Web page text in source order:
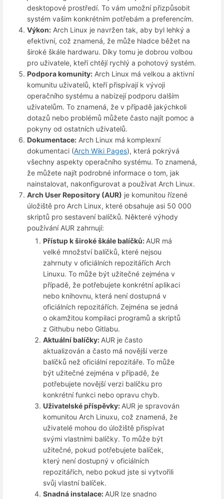
desktopové prostředí. To vám umožní přizpůsobit
systém vašim konkrétním potřebám a preferencím.
Výkon: Arch Linux je navržen tak, aby byl lehký a
efektivní, což znamená, že může hladce běžet na
široké škále hardwaru. Díky tomu je dobrou volbou
pro uživatele, kteří chtějí rychlý a pohotový systém.
Podpora komunity: Arch Linux má velkou a aktivní
komunitu uživatelů, kteří přispívají k vývoji
operačního systému a nabízejí podporu dalším
uživatelům. To znamená, že v případě jakýchkoli
dotazů nebo problémů můžete často najít pomoc a
pokyny od ostatních uživatelů.
Dokumentace: Arch Linux má komplexní
dokumentaci (Arch Wiki Pages), která pokrývá
všechny aspekty operačního systému. To znamená,
že můžete najít podrobné informace o tom, jak
nainstalovat, nakonfigurovat a používat Arch Linux.
Arch User Repository (AUR) je komunitou řízené
úložiště pro Arch Linux, které obsahuje asi 50 000
skriptů pro sestavení balíčků. Některé výhody
používání AUR zahrnují:
Přístup k široké škále balíčků: AUR má
velké množství balíčků, které nejsou
zahrnuty v oficiálních repozitářích Arch
Linuxu. To může být užitečné zejména v
případě, že potřebujete konkrétní aplikaci
nebo knihovnu, která není dostupná v
oficiálních repozitářích. Zejména se jedná
o okamžitou kompilaci programů a skriptů
z Githubu nebo Gitlabu.
Aktuální balíčky: AUR je často
aktualizován a často má novější verze
balíčků než oficiální repozitáře. To může
být užitečné zejména v případě, že
potřebujete novější verzi balíčku pro
konkrétní funkci nebo opravu chyb.
Uživatelské příspěvky: AUR je spravován
komunitou Arch Linuxu, což znamená, že
uživatelé mohou do úložiště přispívat
svými vlastními balíčky. To může být
užitečné, pokud potřebujete balíček,
který není dostupný v oficiálních
repozitářích, nebo pokud jste si vytvořili
svůj vlastní balíček.
Snadná instalace: AUR lze snadno